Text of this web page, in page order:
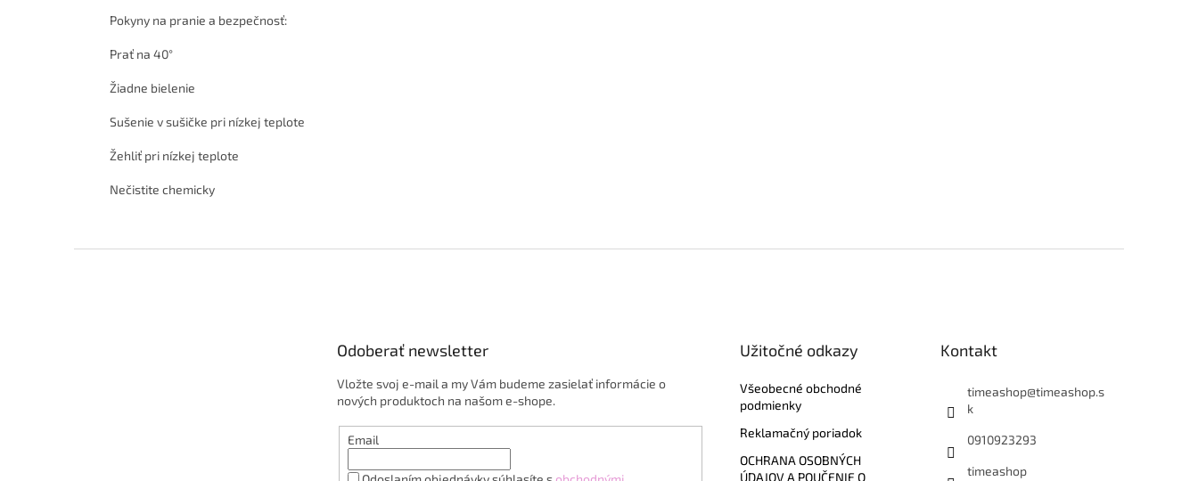
Pokyny na pranie a bezpečnosť:
Prať na 40°
Žiadne bielenie
Sušenie v sušičke pri nízkej teplote
Žehliť pri nízkej teplote
Nečistite chemicky
Odoberať newsletter
Vložte svoj e-mail a my Vám budeme zasielať informácie o
nových produktoch na našom e-shope.
Email
Užitočné odkazy
Všeobecné obchodné
podmienky
Reklamačný poriadok
OCHRANA OSOBNÝCH
ÚDAJOV A POUČENIE O
Kontakt
timeashop@timeashop.s
k
0910923293
timeashop